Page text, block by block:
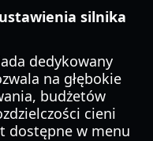
silnika
dedykowany
na głębokie
budżetów
cieni
dostępne w menu